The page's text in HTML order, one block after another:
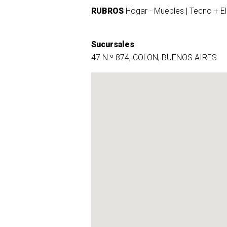
RUBROS Hogar - Muebles Tecno +
Sucursales
47 N.º 874, COLON, BUENOS AIRES